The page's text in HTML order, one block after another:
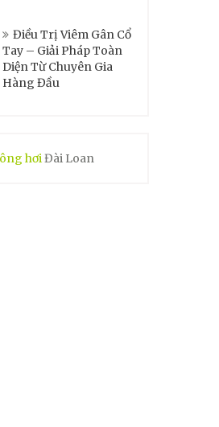
Điều Trị Viêm Gân Cổ
Tay – Giải Pháp Toàn
Diện Từ Chuyên Gia
Hàng Đầu
hơiĐài Loan